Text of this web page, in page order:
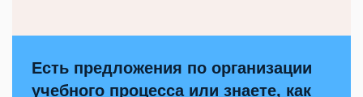
Есть предложения по организации
учебного процесса или знаете, как